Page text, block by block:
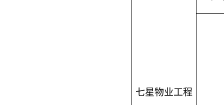
七星物业工程